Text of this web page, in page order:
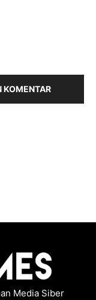
KOMENTAR
Media Siber